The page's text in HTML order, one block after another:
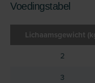
Voedingstabel
Lichaamsgewicht
2
3